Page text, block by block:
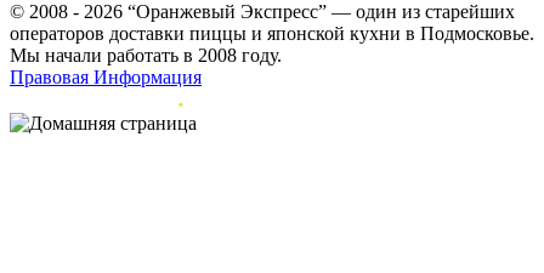
© 2008 - 2026 “Оранжевый Экспресс” — один из старейших
операторов доставки пиццы и японской кухни в Подмосковье.
Мы начали работать в 2008 году.
Правовая Информация